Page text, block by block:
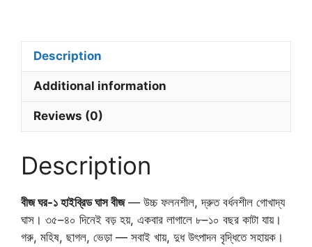
Description
Additional information
Reviews (0)
Description
বীজ ঘর-১ হাইব্রিড ঘাস বীজ— উচ্চ ফলনশীল, দ্রুত বর্ধনশীল গোখাদ্য
ঘাস। ৩৫–৪০ দিনেই বড় হয়, একবার লাগালে ৮–১০ বছর কাটা যায়।
গরু, মহিষ, ছাগল, ভেড়া — সবাই খায়, দুধ উৎপাদন বৃদ্ধিতে সহায়ক।